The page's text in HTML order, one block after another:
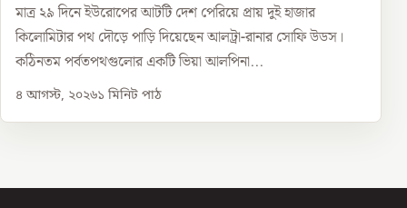
মাত্র ২৯ দিনে ইউরোপের আটটি দেশ পেরিয়ে প্রায় দুই হাজার
কিলোমিটার পথ দৌড়ে পাড়ি দিয়েছেন আলট্রা-রানার সোফি উডস।
কঠিনতম পর্বতপথগুলোর একটি ভিয়া আলপিনা...
৪ আগস্ট, ২০২৬১ মিনিট পাঠ